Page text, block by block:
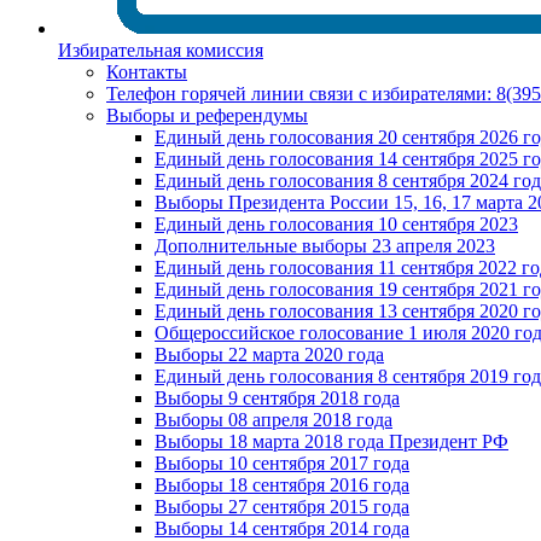
Избирательная комиссия
Контакты
Телефон горячей линии связи с избирателями:
Выборы и референдумы
Единый день голосования 20 сентября 2026
Единый день голосования 14 сентября 2025
Единый день голосования 8 сентября 2024
Выборы Президента России 15, 16, 17 марта
Единый день голосования 10 сентября 2023
Дополнительные выборы 23 апреля 2023
Единый день голосования 11 сентября 2022
Единый день голосования 19 сентября 2021
Единый день голосования 13 сентября 2020
Общероссийское голосование 1 июля 2020
Выборы 22 марта 2020 года
Единый день голосования 8 сентября 2019
Выборы 9 сентября 2018 года
Выборы 08 апреля 2018 года
Выборы 18 марта 2018 года Президент РФ
Выборы 10 сентября 2017 года
Выборы 18 сентября 2016 года
Выборы 27 сентября 2015 года
Выборы 14 сентября 2014 года